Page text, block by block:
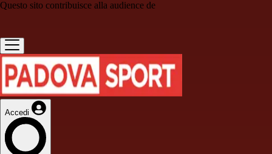
Questo sito contribuisce alla audience de
Accedi